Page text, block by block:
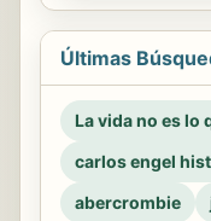
Últimas
La vida no es lo
carlos engel
abercrombie